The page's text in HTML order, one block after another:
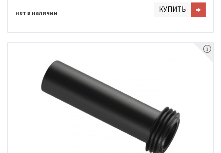
нет в наличии КУПИТЬ